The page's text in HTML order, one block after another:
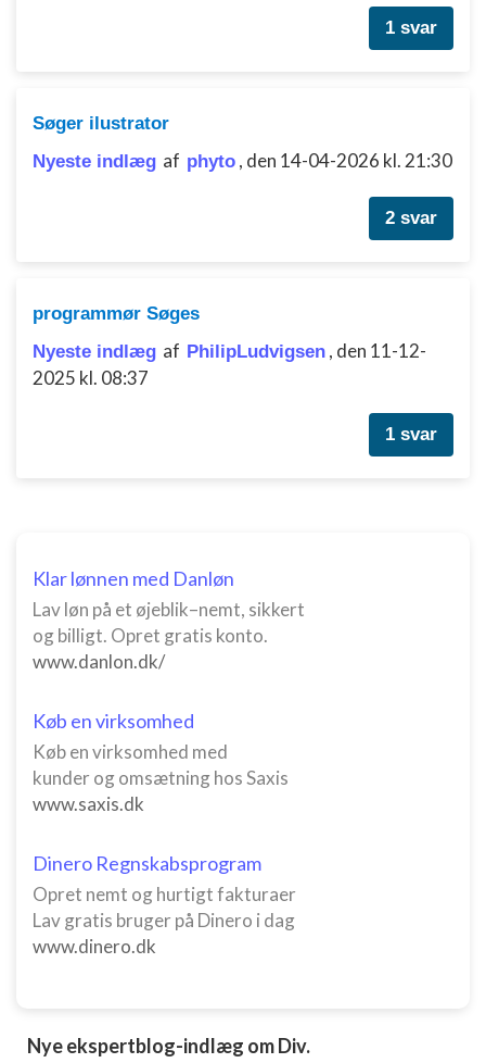
1 svar
Søger ilustrator
Nyeste indlæg af phyto , den 14-04-2026 kl. 21:30
2 svar
programmør Søges
Nyeste indlæg af PhilipLudvigsen , den 11-12-
2025 kl. 08:37
1 svar
Klar lønnen med Danløn
Lav løn på et øjeblik–nemt, sikkert
og billigt. Opret gratis konto.
www.danlon.dk/
Køb en virksomhed
Køb en virksomhed med
kunder og omsætning hos Saxis
www.saxis.dk
Dinero Regnskabsprogram
Opret nemt og hurtigt fakturaer
Lav gratis bruger på Dinero i dag
www.dinero.dk
Nye ekspertblog-indlæg om Div.